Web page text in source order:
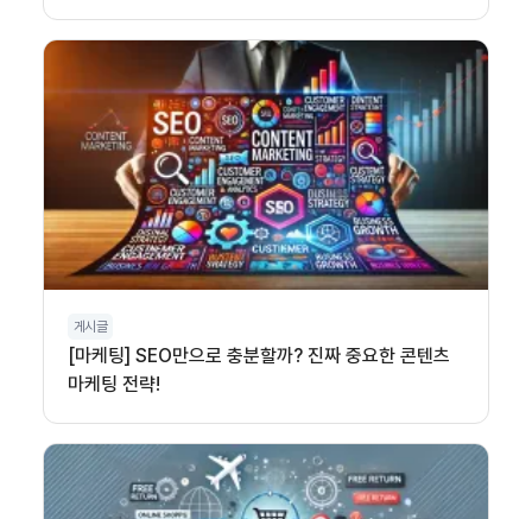
게시글
[마케팅] SEO만으로 충분할까? 진짜 중요한 콘텐츠
마케팅 전략!